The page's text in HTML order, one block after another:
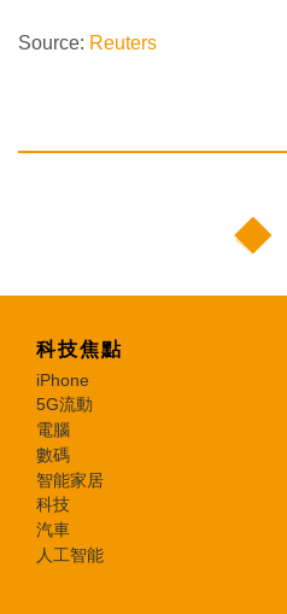
Source: Reuters
科技焦點
iPhone
5G流動
電腦
數碼
智能家居
科技
汽車
人工智能